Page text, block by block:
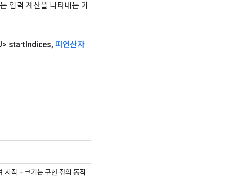
입력 계산을 나타내는 기
startIndices, 피연산자
시작 + 크기는 구현 정의 동작